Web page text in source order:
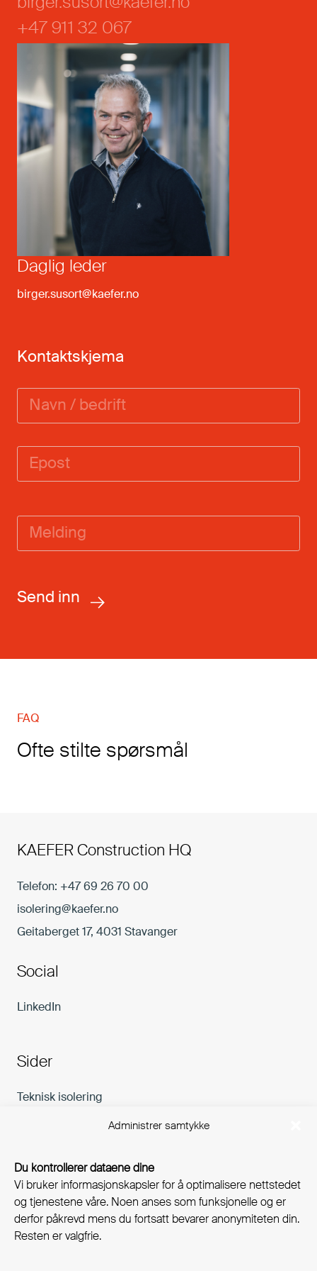
Administrer samtykke
Du kontrollerer dataene dine
Vi bruker informasjonskapsler for å optimalisere nettstedet
og tjenestene våre. Noen anses som funksjonelle og er
derfor påkrevd mens du fortsatt bevarer anonymiteten din.
Resten er valgfrie.
+47 911 32 067
Daglig leder
birger.susort@kaefer.no
Kontaktskjema
Navn
bedrift
Email
Melding
FAQ
Ofte stilte spørsmål
KAEFER Construction HQ
Telefon: +47 69 26 70 00
isolering@kaefer.no
Geitaberget 17, 4031 Stavanger
Social
LinkedIn
Sider
Teknisk isolering
Bærekraft
Kontakt
Nyhetsbrev